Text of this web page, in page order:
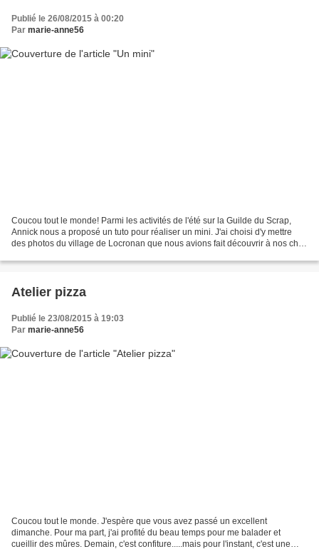
Publié le 26/08/2015 à 00:20
Par marie-anne56
Coucou tout le monde! Parmi les activités de l'été sur la Guilde du Scrap,
Annick nous a proposé un tuto pour réaliser un mini. J'ai choisi d'y mettre
des photos du village de Locronan que nous avions fait découvrir à nos cher
Atelier pizza
Publié le 23/08/2015 à 19:03
Par marie-anne56
Coucou tout le monde. J'espère que vous avez passé un excellent
dimanche. Pour ma part, j'ai profité du beau temps pour me balader et
cueillir des mûres. Demain, c'est confiture.....mais pour l'instant, c'est une